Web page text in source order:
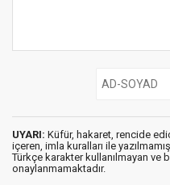
UYARI: Küfür, hakaret, rencide
içeren, imla kuralları ile
Türkçe karakter kullanılmayan ve
onaylanmamaktadır.